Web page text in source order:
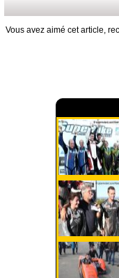
Vous avez aimé cet article,